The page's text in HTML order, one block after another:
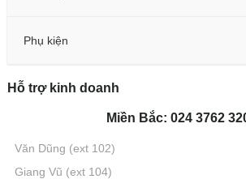
Phụ kiện
Hỗ trợ kinh doanh
Miền Bắc: 024 3762
Văn Dũng (ext 102)
Giang Vũ (ext 104)